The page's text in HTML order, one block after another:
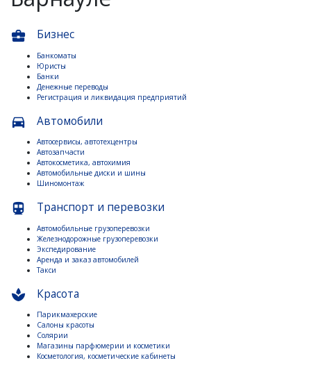
business_center Бизнес
Банкоматы
Юристы
Банки
Денежные переводы
Регистрация и ликвидация предприятий
directions_car Автомобили
Автосервисы, автотехцентры
Автозапчасти
Автокосметика, автохимия
Автомобильные диски и шины
Шиномонтаж
directions_subway Транспорт и перевозки
Автомобильные грузоперевозки
Железнодорожные грузоперевозки
Экспедирование
Аренда и заказ автомобилей
Такси
spa Красота
Парикмахерские
Салоны красоты
Солярии
Магазины парфюмерии и косметики
Косметология, косметические кабинеты